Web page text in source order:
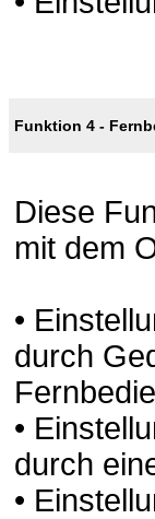
Funktion 4 -
Diese
mit dem
•
durch
•
durch
•